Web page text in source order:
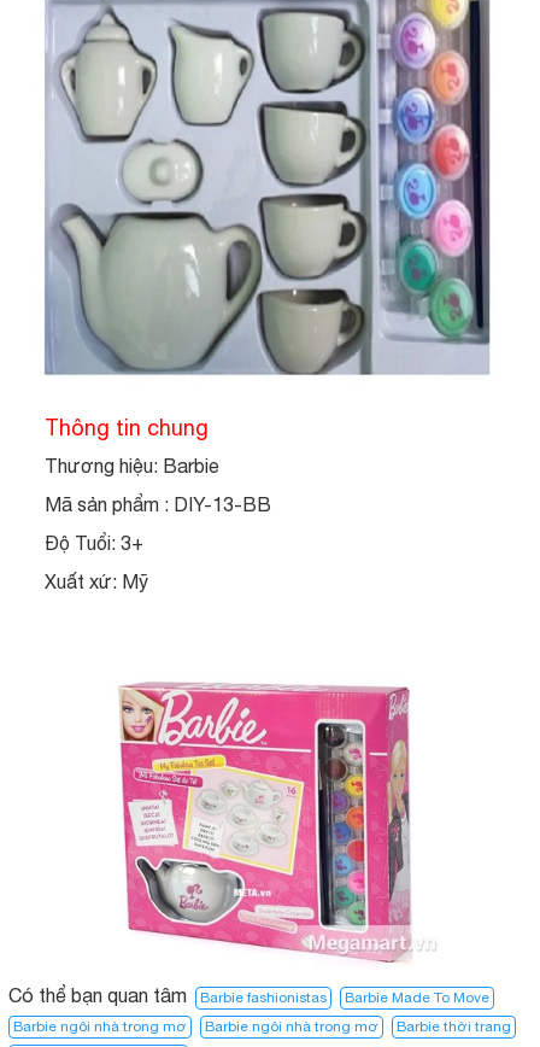
Thông tin chung
Thương hiệu: Barbie
Mã sản phẩm : DIY-13-BB
Độ Tuổi: 3+
Xuất xứ: Mỹ
Có thể bạn quan tâm Barbie fashionistas
Barbie Made To Move
Barbie ngôi nhà trong mơ
Barbie ngôi nhà trong mơ​ Barbie thời trang